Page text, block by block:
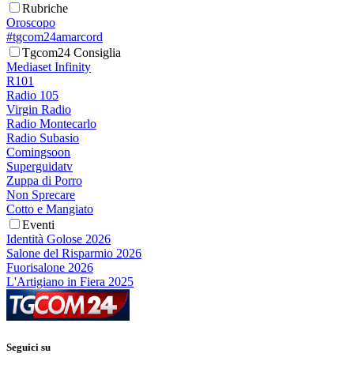
Rubriche
Oroscopo
#tgcom24amarcord
Tgcom24 Consiglia
Mediaset Infinity
R101
Radio 105
Virgin Radio
Radio Montecarlo
Radio Subasio
Comingsoon
Superguidatv
Zuppa di Porro
Non Sprecare
Cotto e Mangiato
Eventi
Identità Golose 2026
Salone del Risparmio 2026
Fuorisalone 2026
L'Artigiano in Fiera 2025
Seguici su